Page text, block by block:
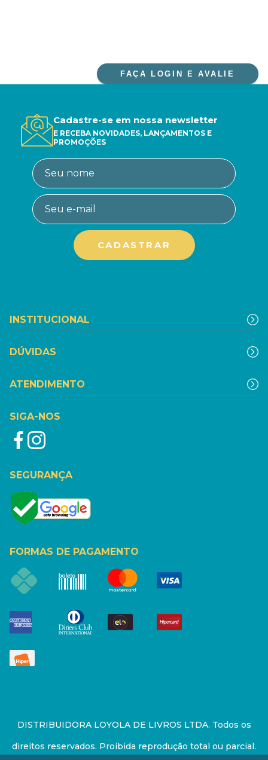
FAÇA LOGIN E AVALIE
Cadastre-se em nossa newsletter
E RECEBA NOVIDADES, LANÇAMENTOS E
PROMOÇÕES
INSTITUCIONAL
DÚVIDAS
ATENDIMENTO
SIGA-NOS
SEGURANÇA
FORMAS DE PAGAMENTO
DISTRIBUIDORA LOYOLA DE LIVROS LTDA. Todos os
direitos reservados. Proibida reprodução total ou parcial.